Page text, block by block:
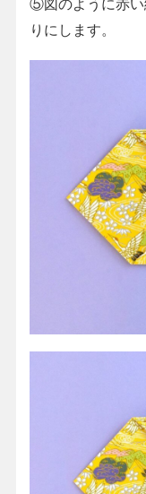
⑤図のように赤い
りにします。